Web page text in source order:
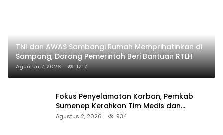
TNI dan AWAS Sambangi Rumah Memprihatinkan di
Sampang, Dorong Pemerintah Beri Bantuan RTLH
Agustus 7, 2026 1217
Fokus Penyelamatan Korban, Pemkab
Sumenep Kerahkan Tim Medis dan
Ambulans ke Pelabuhan Kalianget
Agustus 2, 2026 934